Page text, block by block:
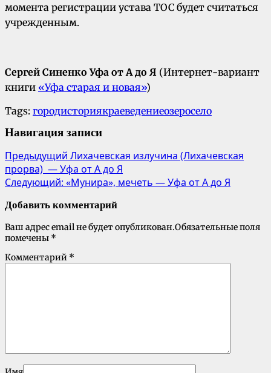
момента регистрации устава ТОС будет считаться
учрежденным.
Сергей Синенко Уфа от А до Я (Интернет-вариант
книги «Уфа старая и новая»)
Tags: городисториякраеведениеозеросело
Навигация записи
Предыдущий Лихачевская излучина (Лихачевская
прорва) — Уфа от А до Я
Следующий: «Мунира», мечеть — Уфа от А до Я
Добавить комментарий
Ваш адрес email не будет опубликован.Обязательные поля
помечены *
Комментарий *